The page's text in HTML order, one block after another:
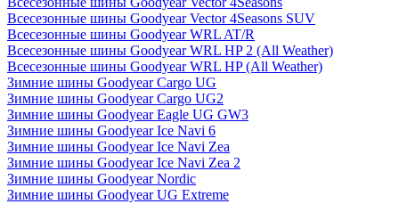
Всесезонные шины Goodyear Vector 4Seasons SUV
Всесезонные шины Goodyear WRL AT/R
Всесезонные шины Goodyear WRL HP 2 (All Weather)
Всесезонные шины Goodyear WRL HP (All Weather)
Зимние шины Goodyear Cargo UG
Зимние шины Goodyear Cargo UG2
Зимние шины Goodyear Eagle UG GW3
Зимние шины Goodyear Ice Navi 6
Зимние шины Goodyear Ice Navi Zea
Зимние шины Goodyear Ice Navi Zea 2
Зимние шины Goodyear Nordic
Зимние шины Goodyear UG Extreme